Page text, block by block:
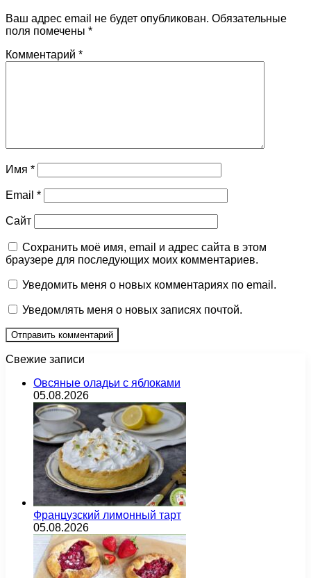
Ваш адрес email не будет опубликован. Обязательные
поля помечены *
Комментарий *
Имя *
Email *
Сайт
Сохранить моё имя, email и адрес сайта в этом
браузере для последующих моих комментариев.
Уведомить меня о новых комментариях по email.
Уведомлять меня о новых записях почтой.
Свежие записи
Овсяные оладьи с яблоками
05.08.2026
Французский лимонный тарт
05.08.2026